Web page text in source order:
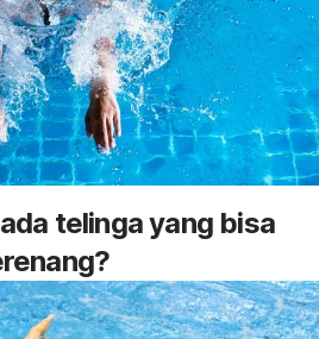
telinga yang bisa